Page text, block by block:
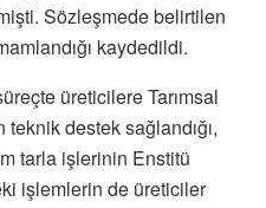
Sözleşmede belirtilen
kaydedildi.
üreticilere Tarımsal
teknik destek sağlandığı,
tarla işlerinin Enstitü
işlemlerin de üreticiler